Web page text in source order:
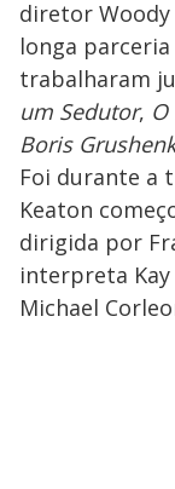
diretor Woody
longa
trabalharam
um Sedutor,
Boris
Foi durante a
Keaton
dirigida por
interpreta
Michael